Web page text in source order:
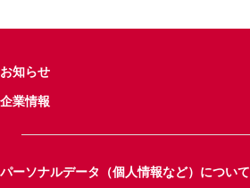
お知らせ
企業情報
パーソナルデータ（個人情報など）について